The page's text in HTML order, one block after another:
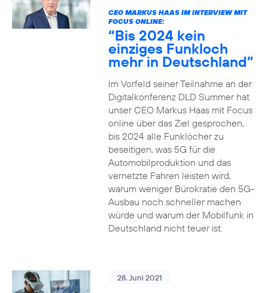
CEO MARKUS HAAS IM INTERVIEW MIT
FOCUS ONLINE:
“Bis 2024 kein
einziges Funkloch
mehr in Deutschland”
Im Vorfeld seiner Teilnahme an der
Digitalkonferenz DLD Summer hat
unser CEO Markus Haas mit Focus
online über das Ziel gesprochen,
bis 2024 alle Funklöcher zu
beseitigen, was 5G für die
Automobilproduktion und das
vernetzte Fahren leisten wird,
warum weniger Bürokratie den 5G-
Ausbau noch schneller machen
würde und warum der Mobilfunk in
Deutschland nicht teuer ist.
28. Juni 2021